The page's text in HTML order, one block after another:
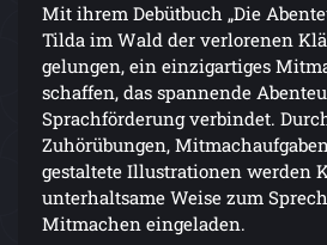
Mit ihrem Debütbuch „Die
Tilda im Wald der verlorenen
gelungen, ein einzigartiges
schaffen, das spannende
Sprachförderung verbindet.
Zuhörübungen,
gestaltete Illustrationen werden
unterhaltsame Weise zum
Mitmachen eingeladen.